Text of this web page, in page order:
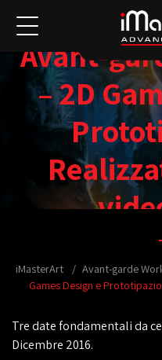
Avant-
– 2D
iMasterArt Avant-garde
Games Design e
Tre date fondamentali da
Dicembre 2016.